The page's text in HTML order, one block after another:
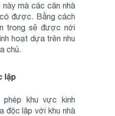
mà các căn nhà
được. Bằng cách
trong sẽ được nới
hoạt dựa trên nhu
chủ.
lập
khu vực kinh
độc lập với khu nhà